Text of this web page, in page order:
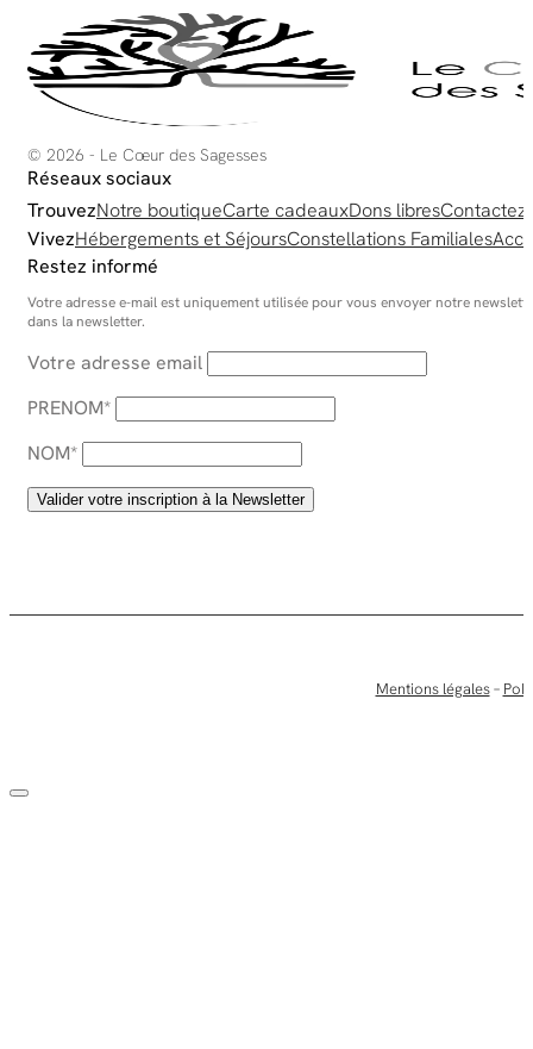
du
© 2026 - Le Cœur des Sagesses
Réseaux sociaux
TrouvezNotre boutiqueCarte cadeauxDons libres
VivezHébergements et SéjoursConstellations Familiales
Restez informé
Votre adresse e-mail est uniquement utilisée pour vous envoyer notre
dans la newsletter.
Votre adresse email
PRENOM*
NOM*
Mentions légales–